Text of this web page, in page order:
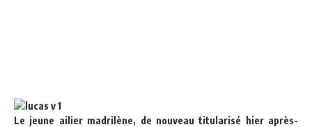
Le jeune ailier madrilène, de nouveau titularisé hier après-